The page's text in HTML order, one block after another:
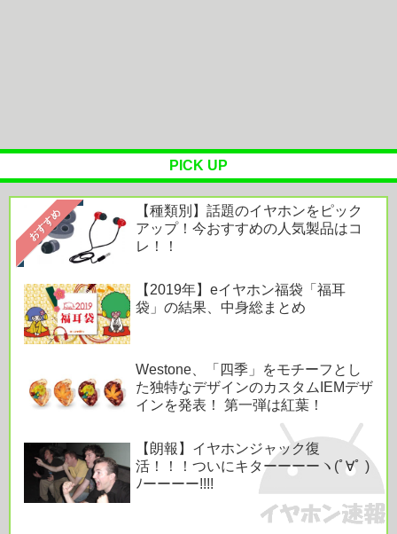
Powered by livedoor 相互RSS
PICK UP
おすすめ
【種類別】話題のイヤホンをピック
アップ！今おすすめの人気製品はコ
レ！！
【2019年】eイヤホン福袋「福耳
袋」の結果、中身総まとめ
Westone、「四季」をモチーフとし
た独特なデザインのカスタムIEMデザ
インを発表！ 第一弾は紅葉！
【朗報】イヤホンジャック復
活！！！ついにキターーーーヽ(ﾟ∀ﾟ )
ﾉーーーー!!!!